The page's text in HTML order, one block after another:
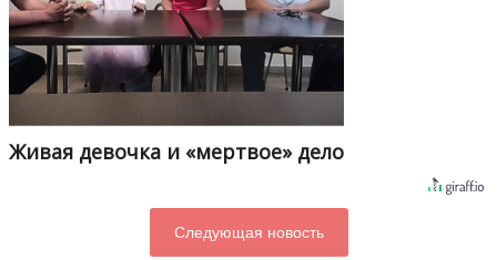
Живая девочка и «мертвое» дело
Следующая новость